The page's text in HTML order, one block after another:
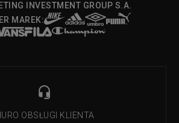
INVESTMENT GROUP S.A.
MAREK:
OBSŁUGI KLIENTA